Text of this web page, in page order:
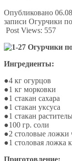
Опубликовано
записи Огурчики
Post Views: 557
Ингредиенты:
●4 кг огурцов
●1 кг морковки
●1 стакан сахара
●1 стакан уксуса
●1 стакан
●100 гр. соли
●2 столовые ложки
●1 столовая ложка